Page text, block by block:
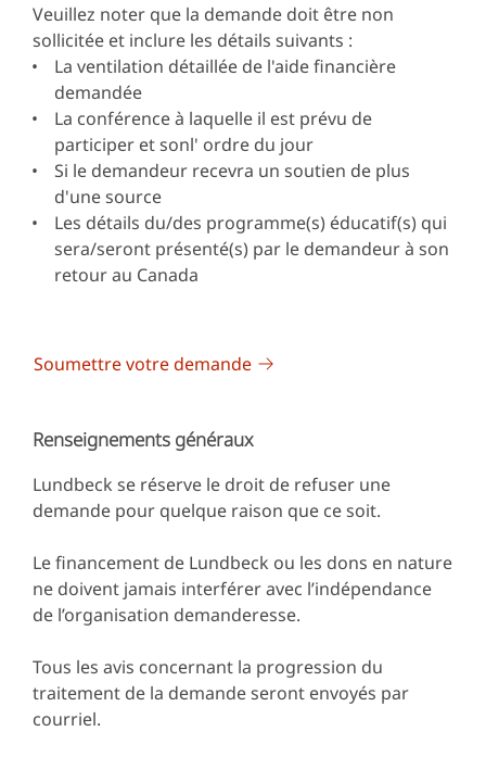
Veuillez noter que la demande doit être non
sollicitée et inclure les détails suivants :
La ventilation détaillée de l'aide financière
demandée
La conférence à laquelle il est prévu de
participer et sonl' ordre du jour
Si le demandeur recevra un soutien de plus
d'une source
Les détails du/des programme(s) éducatif(s) qui
sera/seront présenté(s) par le demandeur à son
retour au Canada
Soumettre votre demande
Renseignements généraux
Lundbeck se réserve le droit de refuser une
demande pour quelque raison que ce soit.
Le financement de Lundbeck ou les dons en nature
ne doivent jamais interférer avec l’indépendance
de l’organisation demanderesse.
Tous les avis concernant la progression du
traitement de la demande seront envoyés par
courriel.